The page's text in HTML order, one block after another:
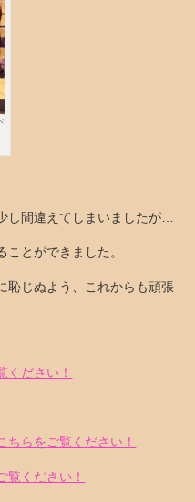
し間違えてしまいましたが…
とができました。
恥じぬよう、これからも頑張
ください！
らをご覧ください！
覧ください！